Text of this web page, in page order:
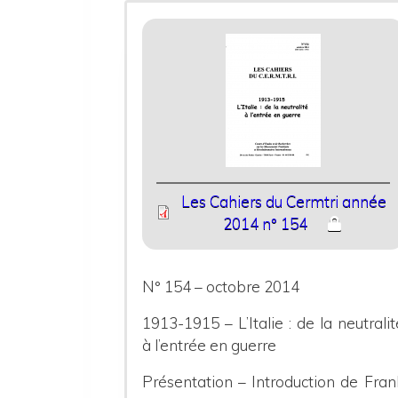
Les Cahiers du Cermtri année
2014 n° 154
N° 154 – octobre 2014
1913-1915 – L’Italie : de la
à l’entrée en guerre
Présentation – Introduction de